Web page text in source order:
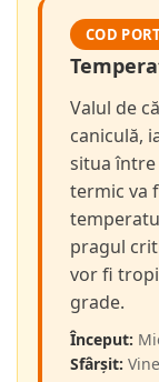
COD
Valul de
caniculă,
situa între
termic va
pragul
vor fi
grade.
Început:
Sfârșit: